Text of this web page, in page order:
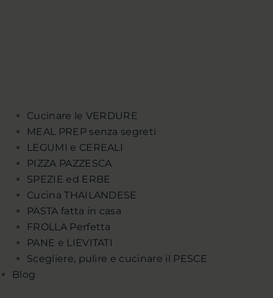
Cucinare le VERDURE
MEAL PREP senza segreti
LEGUMI e CEREALI
PIZZA PAZZESCA
SPEZIE ed ERBE
Cucina THAILANDESE
PASTA fatta in casa
FROLLA Perfetta
PANE e LIEVITATI
Scegliere, pulire e cucinare il PESCE
Blog